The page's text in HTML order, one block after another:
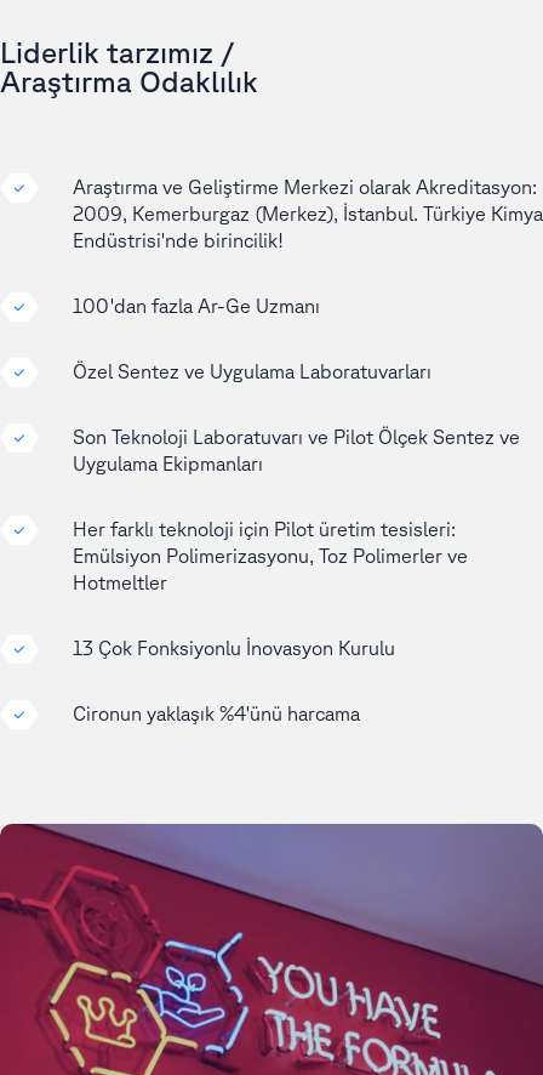
Liderlik tarzımız /
Araştırma Odaklılık
Araştırma ve Geliştirme Merkezi olarak Akreditasyon:
2009, Kemerburgaz (Merkez), İstanbul. Türkiye Kimya
Endüstrisi'nde birincilik!
100'dan fazla Ar-Ge Uzmanı
Özel Sentez ve Uygulama Laboratuvarları
Son Teknoloji Laboratuvarı ve Pilot Ölçek Sentez ve
Uygulama Ekipmanları
Her farklı teknoloji için Pilot üretim tesisleri:
Emülsiyon Polimerizasyonu, Toz Polimerler ve
Hotmeltler
13 Çok Fonksiyonlu İnovasyon Kurulu
Cironun yaklaşık %4'ünü harcama